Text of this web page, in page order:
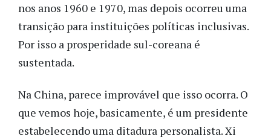
nos anos 1960 e 1970, mas depois ocorreu uma
transição para instituições políticas inclusivas.
Por isso a prosperidade sul-coreana é
sustentada.
Na China, parece improvável que isso ocorra. O
que vemos hoje, basicamente, é um presidente
estabelecendo uma ditadura personalista. Xi